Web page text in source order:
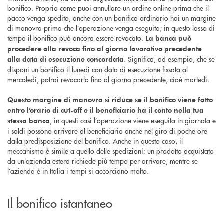
bonifico. Proprio come puoi annullare un ordine online prima che il
pacco venga spedito, anche con un bonifico ordinario hai un margine
di manovra prima che l’operazione venga eseguita; in questo lasso di
tempo il bonifico può ancora essere revocato. La banca può
procedere alla revoca fino al giorno lavorativo precedente
alla data di esecuzione concordata. Significa, ad esempio, che se
disponi un bonifico il lunedì con data di esecuzione fissata al
mercoledì, potrai revocarlo fino al giorno precedente, cioè martedì.
Questo margine di manovra si riduce se il bonifico viene fatto
entro l’orario di cut-off e il beneficiario ha il conto nella tua
stessa banca, in questi casi l’operazione viene eseguita in giornata e
i soldi possono arrivare al beneficiario anche nel giro di poche ore
dalla predisposizione del bonifico. Anche in questo caso, il
meccanismo è simile a quello delle spedizioni: un prodotto acquistato
da un’azienda estera richiede più tempo per arrivare, mentre se
l’azienda è in Italia i tempi si accorciano molto.
Il bonifico istantaneo